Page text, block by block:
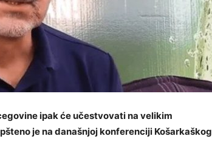
ipak će učestvovati na velikim
je na današnjoj konferenciji Košarkaškog